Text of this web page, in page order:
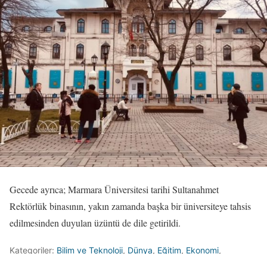
Gecede ayrıca; Marmara Üniversitesi tarihi Sultanahmet
Rektörlük binasının, yakın zamanda başka bir üniversiteye tahsis
edilmesinden duyulan üzüntü de dile getirildi.
Kategoriler: Bilim ve Teknoloji, Dünya, Eğitim, Ekonomi,